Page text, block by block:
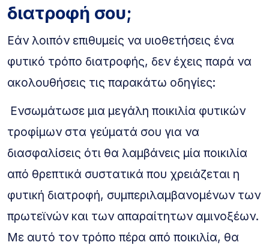
διατροφή σου;
Εάν λοιπόν επιθυμείς να υιοθετήσεις ένα
φυτικό τρόπο διατροφής, δεν έχεις παρά να
ακολουθήσεις τις παρακάτω οδηγίες:
Ενσωμάτωσε μια μεγάλη ποικιλία φυτικών
τροφίμων στα γεύματά σου για να
διασφαλίσεις ότι θα λαμβάνεις μία ποικιλία
από θρεπτικά συστατικά που χρειάζεται η
φυτική διατροφή, συμπεριλαμβανομένων των
πρωτεϊνών και των απαραίτητων αμινοξέων.
Με αυτό τον τρόπο πέρα από ποικιλία, θα